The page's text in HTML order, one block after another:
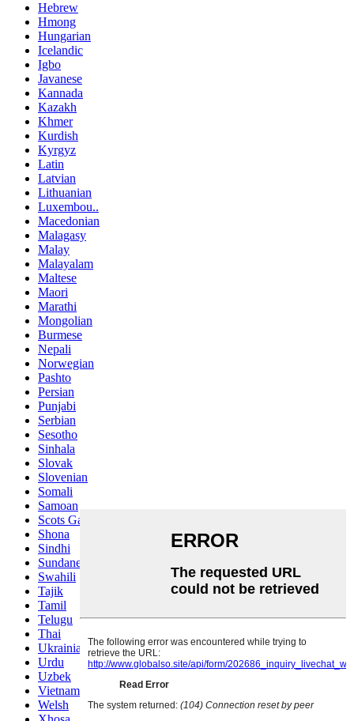
Hebrew
Hmong
Hungarian
Icelandic
Igbo
Javanese
Kannada
Kazakh
Khmer
Kurdish
Kyrgyz
Latin
Latvian
Lithuanian
Luxembou..
Macedonian
Malagasy
Malay
Malayalam
Maltese
Maori
Marathi
Mongolian
Burmese
Nepali
Norwegian
Pashto
Persian
Punjabi
Serbian
Sesotho
Sinhala
Slovak
Slovenian
Somali
Samoan
Scots Gaelic
Shona
Sindhi
Sundanese
Swahili
Tajik
Tamil
Telugu
Thai
Ukrainian
Urdu
Uzbek
Vietnamese
Welsh